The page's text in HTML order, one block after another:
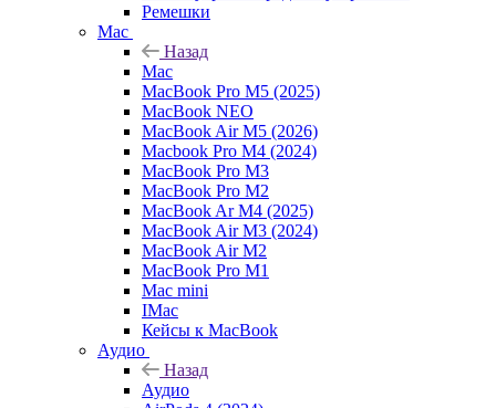
Ремешки
Mac
Назад
Mac
MacBook Pro M5 (2025)
MacBook NEO
MacBook Air M5 (2026)
Macbook Pro M4 (2024)
MacBook Pro M3
MacBook Pro M2
MacBook Ar M4 (2025)
MacBook Air M3 (2024)
MacBook Air M2
MacBook Pro M1
Mac mini
IMac
Кейсы к MacBook
Аудио
Назад
Аудио